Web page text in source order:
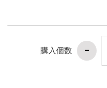
購入個数